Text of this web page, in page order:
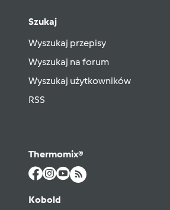
Szukaj
Wyszukaj przepisy
Wyszukaj na forum
Wyszukaj użytkowników
RSS
Thermomix®
Kobold